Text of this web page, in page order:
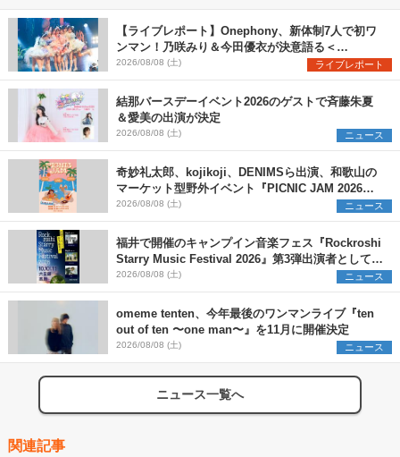
【ライブレポート】Onephony、新体制7人で初ワ
ンマン！乃咲みり＆今田優衣が決意語る＜
Onephony新体制1st Oneman Live はじまりの夏
＞
2026/08/08 (土) ライブレポート
結那バースデーイベント2026のゲストで斉藤朱夏
＆愛美の出演が決定
2026/08/08 (土) ニュース
奇妙礼太郎、kojikoji、DENIMSら出演、和歌山の
マーケット型野外イベント『PICNIC JAM 2026』
早割チケット発売開始
2026/08/08 (土) ニュース
福井で開催のキャンプイン音楽フェス『Rockroshi
Starry Music Festival 2026』第3弾出演者として
SCOOBIE DO、かりゆし58、Reiを発表
2026/08/08 (土) ニュース
omeme tenten、今年最後のワンマンライブ『ten
out of ten 〜one man〜』を11月に開催決定
2026/08/08 (土) ニュース
ニュース一覧へ
関連記事